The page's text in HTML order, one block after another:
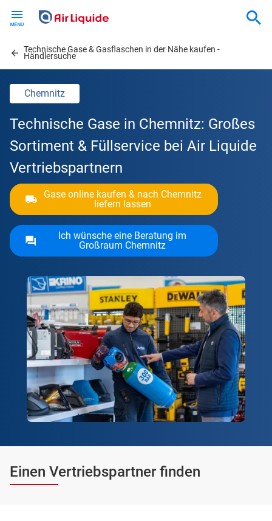
content
Technische Gase & Gasflaschen in der Nähe kaufen -
Händlersuche
Chemnitz
Technische Gase in Chemnitz: Großes
Sortiment & Füllservice bei Air Liquide
Vertriebspartnern
Gase online kaufen & nach Chemnitz
liefern lassen
Ich wünsche eine Beratung im
Großraum Chemnitz
Einen Vertriebspartner finden